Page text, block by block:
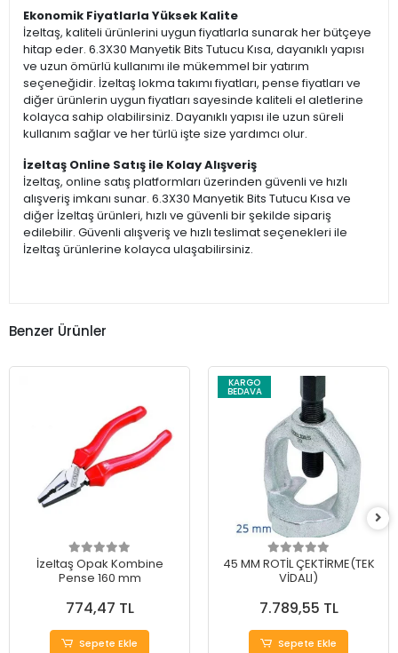
Ekonomik Fiyatlarla Yüksek Kalite
İzeltaş, kaliteli ürünlerini uygun fiyatlarla sunarak her bütçeye
hitap eder. 6.3X30 Manyetik Bits Tutucu Kısa, dayanıklı yapısı
ve uzun ömürlü kullanımı ile mükemmel bir yatırım
seçeneğidir. İzeltaş lokma takımı fiyatları, pense fiyatları ve
diğer ürünlerin uygun fiyatları sayesinde kaliteli el aletlerine
kolayca sahip olabilirsiniz. Dayanıklı yapısı ile uzun süreli
kullanım sağlar ve her türlü işte size yardımcı olur.
İzeltaş Online Satış ile Kolay Alışveriş
İzeltaş, online satış platformları üzerinden güvenli ve hızlı
alışveriş imkanı sunar. 6.3X30 Manyetik Bits Tutucu Kısa ve
diğer İzeltaş ürünleri, hızlı ve güvenli bir şekilde sipariş
edilebilir. Güvenli alışveriş ve hızlı teslimat seçenekleri ile
İzeltaş ürünlerine kolayca ulaşabilirsiniz.
Benzer Ürünler
İzeltaş Opak Kombine
Pense 160 mm
774,47 TL
Sepete Ekle
KARGO
BEDAVA
45 MM ROTİL ÇEKTİRME(TEK
VİDALI)
7.789,55 TL
Sepete Ekle